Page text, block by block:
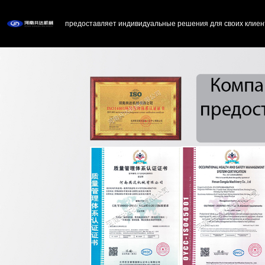
предоставляет индивидуальные решения для своих